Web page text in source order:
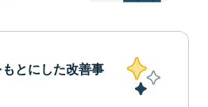
もとにした改善事